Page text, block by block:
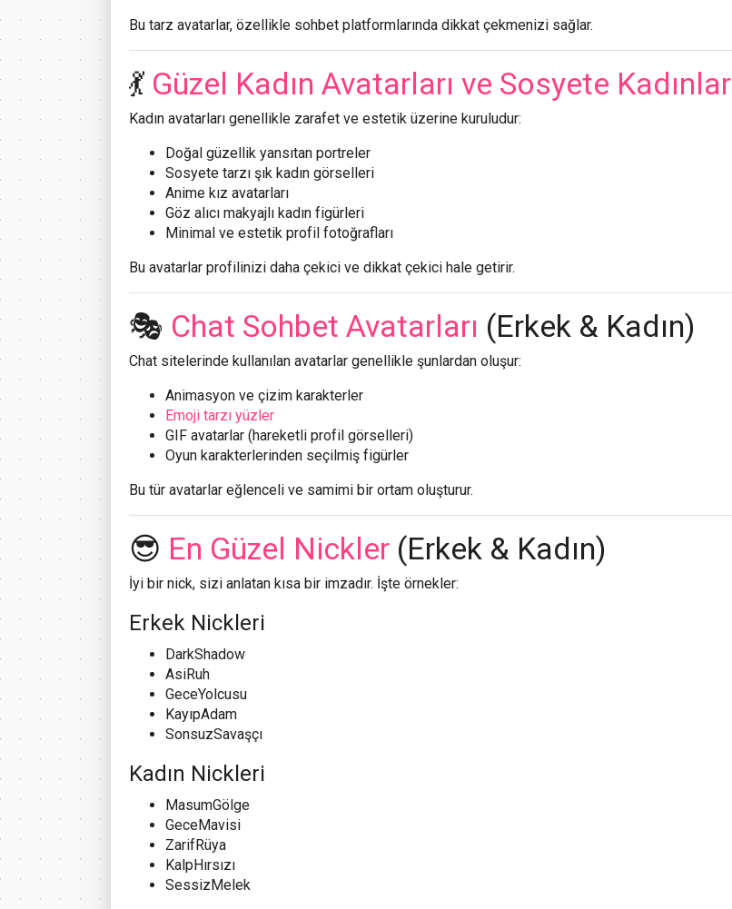
Bu tarz avatarlar, özellikle sohbet platformlarında dikkat çekmenizi sağlar.
💃 Güzel Kadın Avatarları ve Sosyete Kadınlar
Kadın avatarları genellikle zarafet ve estetik üzerine kuruludur:
Doğal güzellik yansıtan portreler
Sosyete tarzı şık kadın görselleri
Anime kız avatarları
Göz alıcı makyajlı kadın figürleri
Minimal ve estetik profil fotoğrafları
Bu avatarlar profilinizi daha çekici ve dikkat çekici hale getirir.
🎭 Chat Sohbet Avatarları (Erkek & Kadın)
Chat sitelerinde kullanılan avatarlar genellikle şunlardan oluşur:
Animasyon ve çizim karakterler
Emoji tarzı yüzler
GIF avatarlar (hareketli profil görselleri)
Oyun karakterlerinden seçilmiş figürler
Bu tür avatarlar eğlenceli ve samimi bir ortam oluşturur.
😎 En Güzel Nickler (Erkek & Kadın)
İyi bir nick, sizi anlatan kısa bir imzadır. İşte örnekler:
Erkek Nickleri
DarkShadow
AsiRuh
GeceYolcusu
KayıpAdam
SonsuzSavaşçı
Kadın Nickleri
MasumGölge
GeceMavisi
ZarifRüya
KalpHırsızı
SessizMelek